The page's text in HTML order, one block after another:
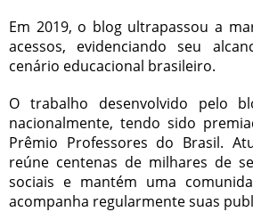
Em 2019, o blog ultrapassou a
acessos, evidenciando seu
cenário educacional brasileiro.
O trabalho desenvolvido pelo
nacionalmente, tendo sido
Prêmio Professores do Brasil.
reúne centenas de milhares de
sociais e mantém uma
acompanha regularmente suas